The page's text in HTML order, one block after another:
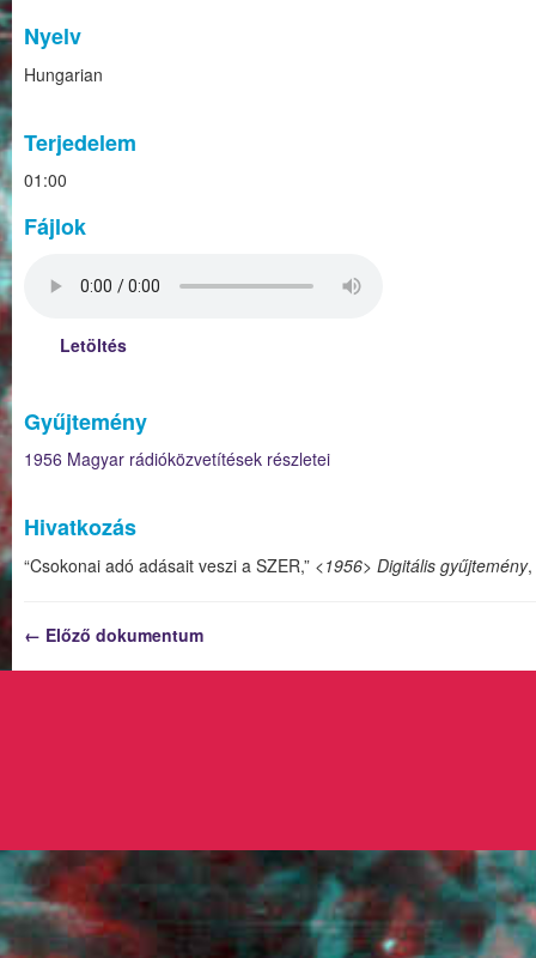
Nyelv
Hungarian
Terjedelem
01:00
Fájlok
Letöltés
Gyűjtemény
1956 Magyar rádióközvetítések részletei
Hivatkozás
“Csokonai adó adásait veszi a SZER,” <1956> Digitális gyűjtemény
← Előző dokumentum